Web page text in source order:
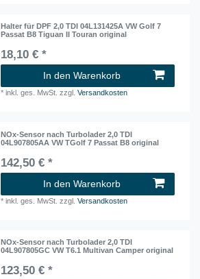
Halter für DPF 2,0 TDI 04L131425A VW Golf 7
Passat B8 Tiguan II Touran original
18,10 € *
In den Warenkorb
*inkl. ges. MwSt. zzgl.Versandkosten
NOx-Sensor nach Turbolader 2,0 TDI
04L907805AA VW TGolf 7 Passat B8 original
142,50 € *
In den Warenkorb
*inkl. ges. MwSt. zzgl.Versandkosten
NOx-Sensor nach Turbolader 2,0 TDI
04L907805GC VW T6.1 Multivan Camper original
123,50 € *